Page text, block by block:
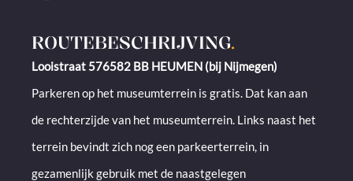
ROUTEBESCHRIJVING.
Looistraat 576582 BB HEUMEN (bij Nijmegen)
Parkeren op het museumterrein is gratis. Dat kan aan
de rechterzijde van het museumterrein. Links naast het
terrein bevindt zich nog een parkeerterrein, in
gezamenlijk gebruik met de naastgelegen